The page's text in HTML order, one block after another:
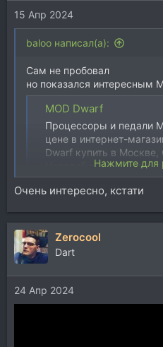
15 Апр 2024
baloo написал(а):
Сам не пробовал
но показался интересным
MOD Dwarf
Процессоры и педали
цене в интернет-
Dwarf купить в Москве,
Новосибирске,
Новгороде с фото и
всей России.
Как раз по бюджету
У разработчика есть
бесплатная софтина,
поставьте попробуйте
Нажмите для
Очень интересно, кстати
Zerocool
Dart
24 Апр 2024